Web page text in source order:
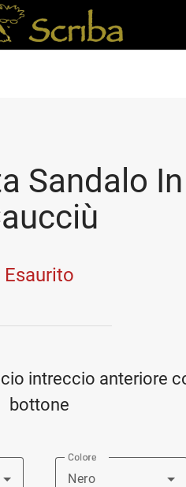
Sandalo In
Esaurito
intreccio anteriore
bottone
Colore
Nero